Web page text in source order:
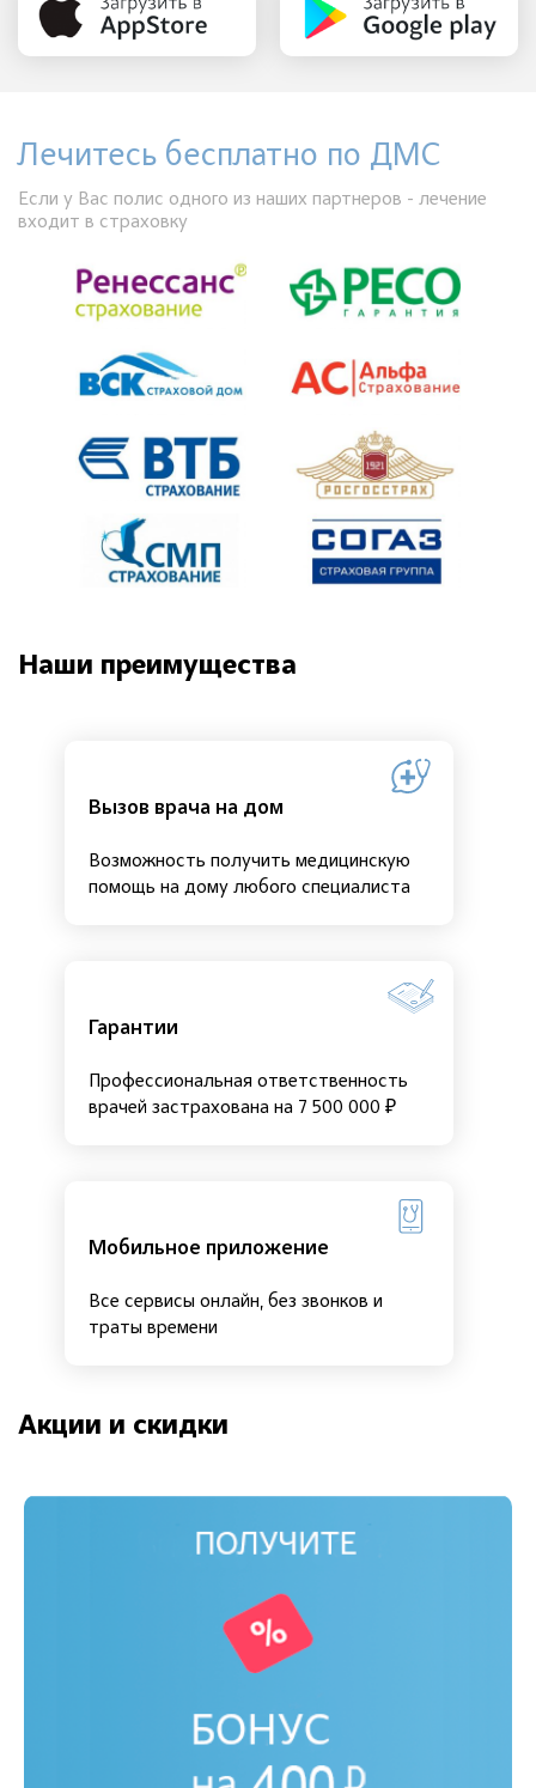
Лечитесь бесплатно по ДМС
Если у Вас полис одного из наших партнеров - лечение
входит в страховку
Наши преимущества
Вызов врача на дом
Возможность получить медицинскую
помощь на дому любого специалиста
Гарантии
Профессиональная ответственность
врачей застрахована на 7 500 000 ₽
Мобильное приложение
Все сервисы онлайн, без звонков и
траты времени
Акции и скидки